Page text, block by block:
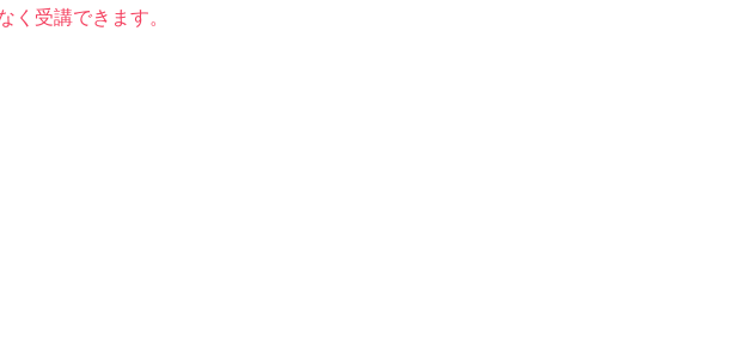
受講できます。